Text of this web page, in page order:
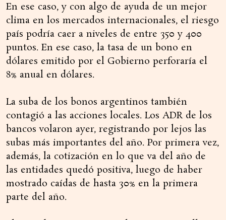
En ese caso, y con algo de ayuda de un mejor
clima en los mercados internacionales, el riesgo
país podría caer a niveles de entre 350 y 400
puntos. En ese caso, la tasa de un bono en
dólares emitido por el Gobierno perforaría el
8% anual en dólares.
La suba de los bonos argentinos también
contagió a las acciones locales. Los ADR de los
bancos volaron ayer, registrando por lejos las
subas más importantes del año. Por primera vez,
además, la cotización en lo que va del año de
las entidades quedó positiva, luego de haber
mostrado caídas de hasta 30% en la primera
parte del año.